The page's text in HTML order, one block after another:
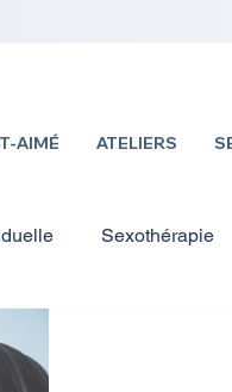
AIMÉ ATELIERS
Sexothérapie